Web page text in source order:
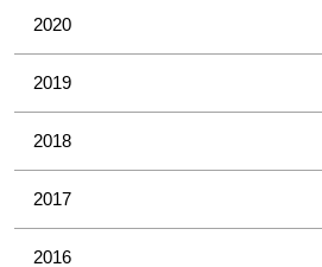
2020
2019
2018
2017
2016